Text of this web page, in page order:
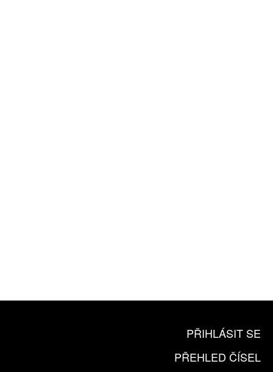
PŘIHLÁSIT SE
PŘEHLED ČÍSEL